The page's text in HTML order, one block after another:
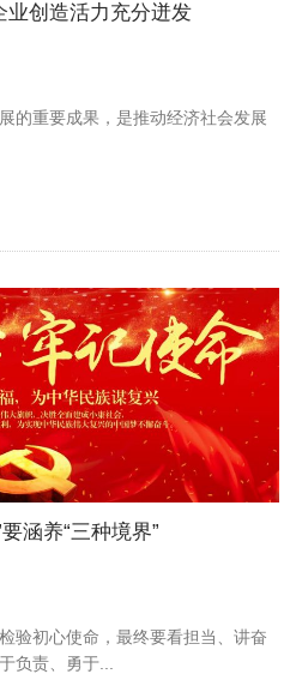
业创造活力充分迸发
的重要成果，是推动经济社会发展
涵养“三种境界”
验初心使命，最终要看担当、讲奋
负责、勇于...